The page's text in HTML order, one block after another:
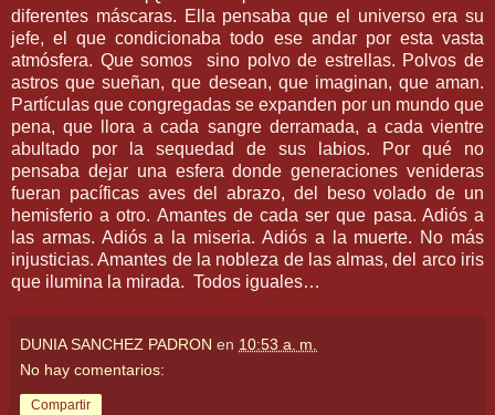
diferentes máscaras. Ella pensaba que el universo era su
jefe, el que condicionaba todo ese andar por esta vasta
atmósfera. Que somos sino polvo de estrellas. Polvos de
astros que sueñan, que desean, que imaginan, que aman.
Partículas que congregadas se expanden por un mundo que
pena, que llora a cada sangre derramada, a cada vientre
abultado por la sequedad de sus labios. Por qué no
pensaba dejar una esfera donde generaciones venideras
fueran pacíficas aves del abrazo, del beso volado de un
hemisferio a otro. Amantes de cada ser que pasa. Adiós a
las armas. Adiós a la miseria. Adiós a la muerte. No más
injusticias. Amantes de la nobleza de las almas, del arco iris
que ilumina la mirada. Todos iguales…
DUNIA SANCHEZ PADRON en 10:53 a. m.
No hay comentarios:
Compartir